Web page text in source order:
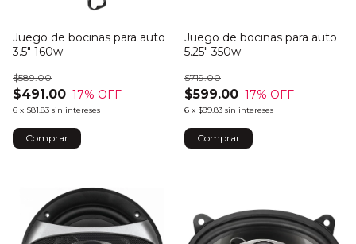
Juego de bocinas para auto
3.5" 160w
$491.00
$589.00
17% OFF
6 x $81.83 sin intereses
Juego de bocinas para auto
5.25" 350w
$599.00
$719.00
17% OFF
6 x $99.83 sin intereses